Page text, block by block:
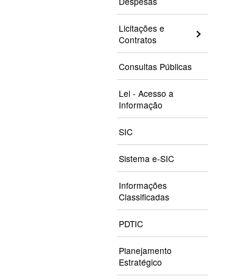
Licitações e
Contratos
Consultas Públicas
Lei - Acesso a
Informação
SIC
Sistema e-SIC
Informações
Classificadas
PDTIC
Planejamento
Estratégico